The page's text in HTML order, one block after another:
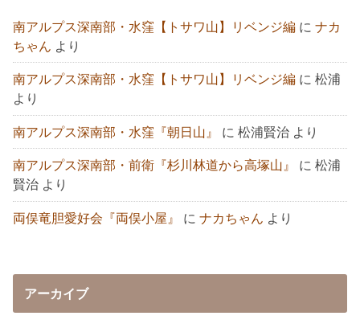
南アルプス深南部・水窪【トサワ山】リベンジ編 にナカ
ちゃん より
南アルプス深南部・水窪【トサワ山】リベンジ編 に松浦
より
南アルプス深南部・水窪『朝日山』 に松浦賢治 より
南アルプス深南部・前衛『杉川林道から高塚山』 に松浦
賢治 より
両俣竜胆愛好会『両俣小屋』 にナカちゃん より
アーカイブ